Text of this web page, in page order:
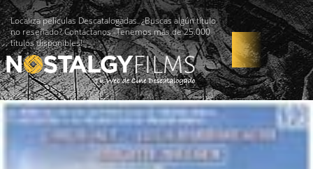
Localiza películas Descatalogadas. ¿Buscas algún título
no reseñado? Contáctanos -Tenemos más de 25.000
títulos disponibles!